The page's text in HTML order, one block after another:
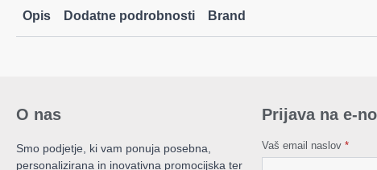
Opis Dodatne podrobnosti Brand
O nas
Smo podjetje, ki vam ponuja posebna,
personalizirana in inovativna promocijska ter
Prijava na e-
Vaš email naslov *